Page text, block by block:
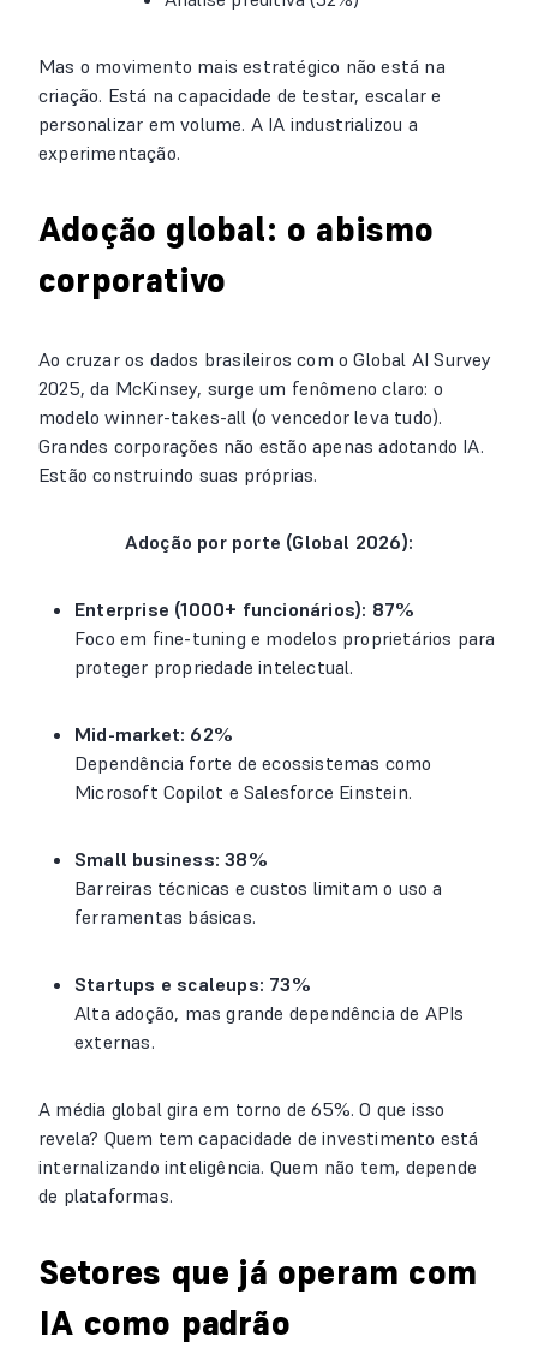
Mas o movimento mais estratégico não está na
criação. Está na capacidade de testar, escalar e
personalizar em volume. A IA industrializou a
experimentação.
Adoção global: o abismo
corporativo
Ao cruzar os dados brasileiros com o Global AI Survey
2025, da McKinsey, surge um fenômeno claro: o
modelo winner-takes-all (o vencedor leva tudo).
Grandes corporações não estão apenas adotando IA.
Estão construindo suas próprias.
Adoção por porte (Global 2026):
Enterprise (1000+ funcionários): 87%
Foco em fine-tuning e modelos proprietários para
proteger propriedade intelectual.
Mid-market: 62%
Dependência forte de ecossistemas como
Microsoft Copilot e Salesforce Einstein.
Small business: 38%
Barreiras técnicas e custos limitam o uso a
ferramentas básicas.
Startups e scaleups: 73%
Alta adoção, mas grande dependência de APIs
externas.
A média global gira em torno de 65%. O que isso
revela? Quem tem capacidade de investimento está
internalizando inteligência. Quem não tem, depende
de plataformas.
Setores que já operam com
IA como padrão